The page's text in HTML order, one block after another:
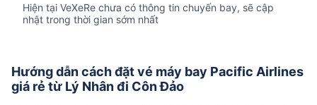
Hiện tại VeXeRe chưa có thông tin chuyến bay, sẽ cập
nhật trong thời gian sớm nhất
Hướng dẫn cách đặt vé máy bay Pacific Airlines
giá rẻ từ Lý Nhân đi Côn Đảo